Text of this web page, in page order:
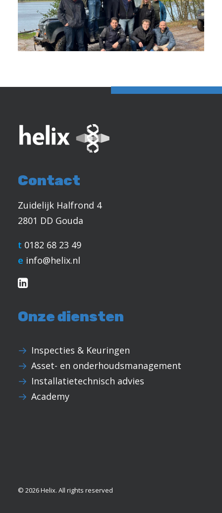
Contact
Zuidelijk Halfrond 4
2801 DD Gouda
t 0182 68 23 49
e info@helix.nl
Onze diensten
Inspecties & Keuringen
Asset- en onderhoudsmanagement
Installatietechnisch advies
Academy
© 2026 Helix. All rights reserved